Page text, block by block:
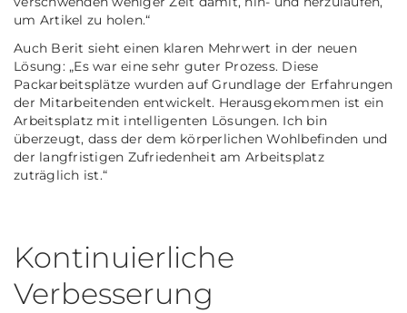
um Artikel zu holen.“
Auch Berit sieht einen klaren Mehrwert in der neuen
Lösung: „Es war eine sehr guter Prozess. Diese
Packarbeitsplätze wurden auf Grundlage der Erfahrungen
der Mitarbeitenden entwickelt. Herausgekommen ist ein
Arbeitsplatz mit intelligenten Lösungen. Ich bin
überzeugt, dass der dem körperlichen Wohlbefinden und
der langfristigen Zufriedenheit am Arbeitsplatz
zuträglich ist.“
Kontinuierliche
Verbesserung